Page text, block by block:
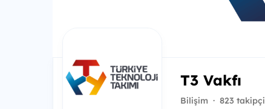
T3 Vakfı
Bilişim · 823 takipçi